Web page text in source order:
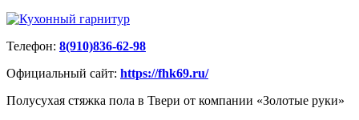
Телефон: 8(910)836-62-98
Официальный сайт: https://fhk69.ru/
Полусухая стяжка пола в Твери от компании «Золотые руки»